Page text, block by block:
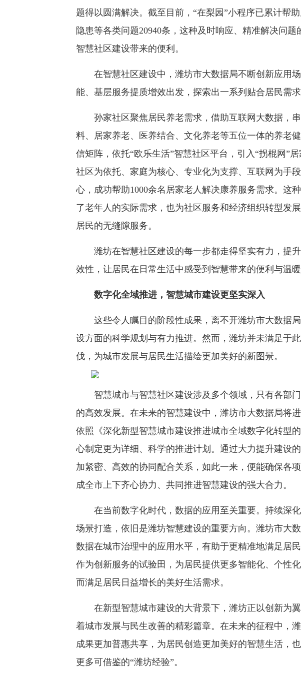
题得以圆满解决。截至目前，“在梨园”小程序已累计帮
隐患等各类问题20940条，这种及时响应、精准解决问题
智慧社区建设带来的便利。
在智慧社区建设中，潍坊市大数据局不断创新应用场
能、基层服务提质增效出发，探索出一系列贴合居民需求
孙家社区聚焦居民养老需求，借助互联网大数据，串
料、居家养老、医养结合、文化养老等五位一体的养老
信矩阵，依托“欧乐生活”智慧社区平台，引入“拐棍网”
社区为依托、家庭为核心、专业化为支撑、互联网为手
心，成功帮助1000余名居家老人解决康养服务需求。这
了老年人的实际需求，也为社区服务和经济组织转型发
居民的无缝隙服务。
潍坊在智慧社区建设的每一步都走得坚实有力，提升
效性，让居民在日常生活中感受到智慧带来的便利与温暖
数字化全域推进，智慧城市建设更坚实深入
这些令人瞩目的阶段性成果，离不开潍坊市大数据局
设方面的科学规划与有力推进。然而，潍坊并未满足于
伐，为城市发展与居民生活描绘更加美好的新图景。
智慧城市与智慧社区建设涉及多个领域，只有各部门
的高效发展。在未来的智慧建设中，潍坊市大数据局将
依照《深化新型智慧城市建设推进城市全域数字化转型
心制定更为详细、科学的推进计划。通过大力提升建设
加紧密、高效的协同配合关系，如此一来，便能确保各
成全市上下齐心协力、共同推进智慧建设的强大合力。
在当前数字化时代，数据的应用至关重要。持续深化
场景打造，依旧是潍坊智慧建设的重要方向。潍坊市大
数据在城市治理中的应用水平，有助于更精准地满足居
作为创新服务的试验田，为居民提供更多智能化、个性
而满足居民日益增长的美好生活需求。
在新型智慧城市建设的大背景下，潍坊正以创新为翼
着城市发展与民生改善的精彩篇章。在未来的征程中，
成果更加普惠共享，为居民创造更加美好的智慧生活，
更多可借鉴的“潍坊经验”。